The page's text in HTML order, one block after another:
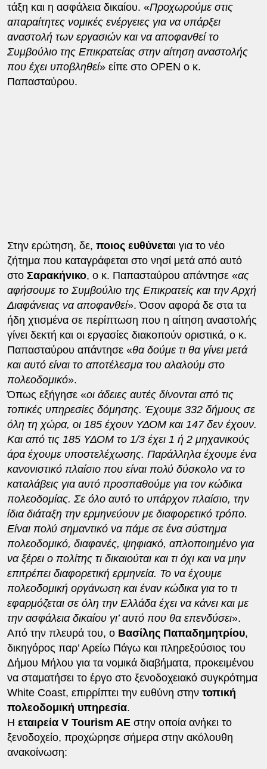
τάξη και η ασφάλεια δικαίου. «Προχωρούμε στις
απαραίτητες νομικές ενέργειες για να υπάρξει
αναστολή των εργασιών και να αποφανθεί το
Συμβούλιο της Επικρατείας στην αίτηση αναστολής
που έχει υποβληθεί» είπε στο ΟΡΕΝ ο κ.
Παπασταύρου.
Στην ερώτηση, δε, ποιος ευθύνεται για το νέο
ζήτημα που καταγράφεται στο νησί μετά από αυτό
στο Σαρακήνικο, ο κ. Παπασταύρου απάντησε «ας
αφήσουμε το Συμβούλιο της Επικρατείς και την Αρχή
Διαφάνειας να αποφανθεί». Όσον αφορά δε στα τα
ήδη χτισμένα σε περίπτωση που η αίτηση αναστολής
γίνει δεκτή και οι εργασίες διακοπούν οριστικά, ο κ.
Παπασταύρου απάντησε «θα δούμε τι θα γίνει μετά
και αυτό είναι το αποτέλεσμα του αλαλούμ στο
πολεοδομικό».
Όπως εξήγησε «οι άδειες αυτές δίνονται από τις
τοπικές υπηρεσίες δόμησης. Έχουμε 332 δήμους σε
όλη τη χώρα, οι 185 έχουν ΥΔΟΜ και 147 δεν έχουν.
Και από τις 185 ΥΔΟΜ το 1/3 έχει 1 ή 2 μηχανικούς
άρα έχουμε υποστελέχωσης. Παράλληλα έχουμε ένα
κανονιστικό πλαίσιο που είναι πολύ δύσκολο να το
καταλάβεις για αυτό προσπαθούμε για τον κώδικα
πολεοδομίας. Σε όλο αυτό το υπάρχον πλαίσιο, την
ίδια διάταξη την ερμηνεύουν με διαφορετικό τρόπο.
Είναι πολύ σημαντικό να πάμε σε ένα σύστημα
πολεοδομικό, διαφανές, ψηφιακό, απλοποιημένο για
να ξέρει ο πολίτης τι δικαιούται και τι όχι και να μην
επιτρέπει διαφορετική ερμηνεία. Το να έχουμε
πολεοδομική οργάνωση και έναν κώδικα για το τι
εφαρμόζεται σε όλη την Ελλάδα έχει να κάνει και με
την ασφάλεια δικαίου γι’ αυτό που θα επενδύσει».
Από την πλευρά του, ο Βασίλης Παπαδημητρίου,
δικηγόρος παρ’ Αρείω Πάγω και πληρεξούσιος του
Δήμου Μήλου για τα νομικά διαβήματα, προκειμένου
να σταματήσει το έργο στο ξενοδοχειακό συγκρότημα
White Coast, επιρρίπτει την ευθύνη στην τοπική
πολεοδομική υπηρεσία.
Η εταιρεία V Tourism AEστην οποία ανήκει το
ξενοδοχείο, προχώρησε σήμερα στην ακόλουθη
ανακοίνωση: